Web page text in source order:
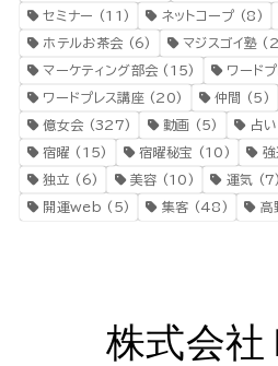
セミナー (11) ネットコープ (8)
ホテルお茶会 (6) マジスゴイ塾
マーケティング部会 (15) ワードプ
ワードプレス講座(20) 仲間 (5)
億女会 (327) 動画 (5) 占い
宿曜 (15) 宿曜秘宝 (10) 強
独立 (6) 美容 (10) 運気 (7)
開運web (5) 集客 (48) 高
株式会社